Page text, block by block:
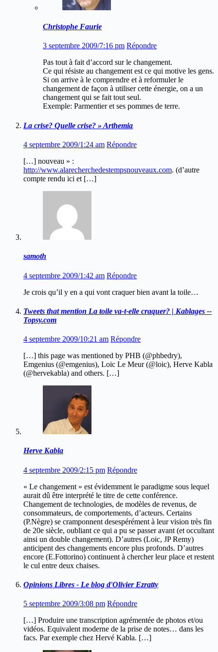
Christophe Faurie
3 septembre 2009/7:16 pm Répondre
Pas tout à fait d’accord sur le changement.
Ce qui résiste au changement est ce qui motive les gens.
Si on arrive à le comprendre et à reformuler le
changement de façon à utiliser cette énergie, on a un
changement qui se fait tout seul.
Exemple: Parmentier et ses pommes de terre.
La crise? Quelle crise? » Arthemia
4 septembre 2009/1:24 am Répondre
[…] nouveau » :
http://www.alarecherchedestempsnouveaux.com. (d’autre
compte rendu ici et […]
samoth
4 septembre 2009/1:42 am Répondre
Je crois qu’il y en a qui vont craquer bien avant la toile…
Tweets that mention La toile va-t-elle craquer? | Kablages --
Topsy.com
4 septembre 2009/10:21 am Répondre
[…] this page was mentioned by PHB (@phbedry),
Emgenius (@emgenius), Loic Le Meur (@loic), Herve Kabla
(@hervekabla) and others. […]
Herve Kabla
4 septembre 2009/2:15 pm Répondre
« Le changement » est évidemment le paradigme sous lequel
aurait dû être interprété le titre de cette conférence.
Changement de technologies, de modèles de revenus, de
consommateurs, de comportements, d’acteurs. Certains
(P.Nègre) se cramponnent desespérément à leur vision très fin
de 20e siècle, oubliant ce qui a pu se passer avant (et occultant
ainsi un double changement). D’autres (Loic, JP Remy)
anticipent des changements encore plus profonds. D’autres
encore (E.Fottorino) continuent à chercher leur place et restent
le cul entre deux chaises.
Opinions Libres - Le blog d'Olivier Ezratty
5 septembre 2009/3:08 pm Répondre
[…] Produire une transcription agrémentée de photos et/ou
vidéos. Equivalent moderne de la prise de notes… dans les
facs. Par exemple chez Hervé Kabla. […]